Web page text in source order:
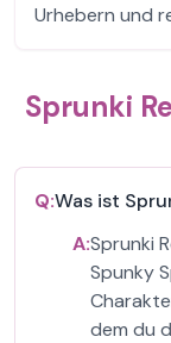
Urhebern und
Sprunki
Q:Was ist
A:Sprunki
Spunky
dem du